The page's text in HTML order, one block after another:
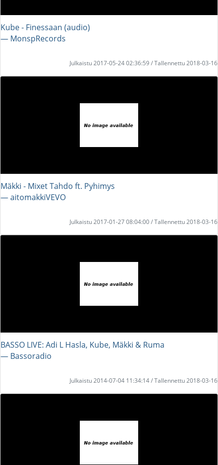
Kube - Finessaan (audio)
― MonspRecords
Julkaistu 2017-05-24 02:36:59 / Tallennettu 2018-03-16
Mäkki - Mixet Tahdo ft. Pyhimys
― aitomakkiVEVO
Julkaistu 2017-01-27 08:04:00 / Tallennettu 2018-03-16
BASSO LIVE: Adi L Hasla, Kube, Mäkki & Ruma
― Bassoradio
Julkaistu 2014-07-04 11:34:14 / Tallennettu 2018-03-16